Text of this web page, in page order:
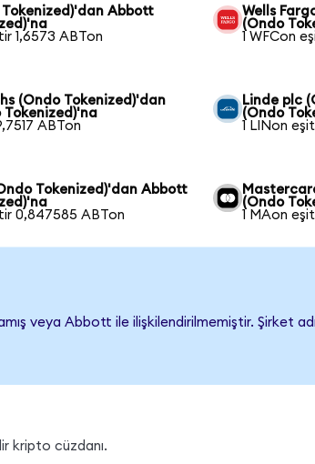
Abbott
1,6573 ABTon
Wells
(Ondo
1 WFCon
(Ondo Tokenized)'dan
ABTon
Linde plc
(Ondo
1 LINon
Tokenized)'dan Abbott
0,847585 ABTon
(Ondo
1 MAon
veya Abbott ile ilişkilendirilmemiştir. Şirket
kripto cüzdanı.